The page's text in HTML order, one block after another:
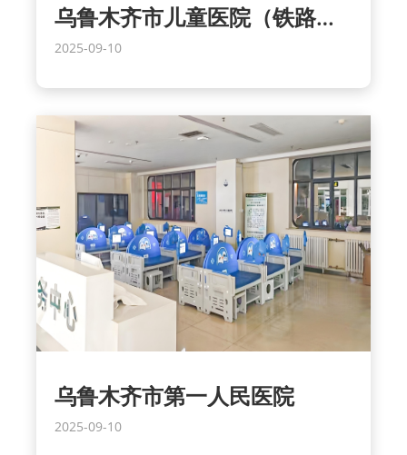
乌鲁木齐市儿童医院（铁路局院区）
2025-09-10
乌鲁木齐市第一人民医院
2025-09-10